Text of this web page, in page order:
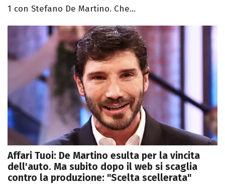
1 con Stefano De Martino. Che...
Affari Tuoi: De Martino esulta per la vincita
dell'auto. Ma subito dopo il web si scaglia
contro la produzione: "Scelta scellerata"